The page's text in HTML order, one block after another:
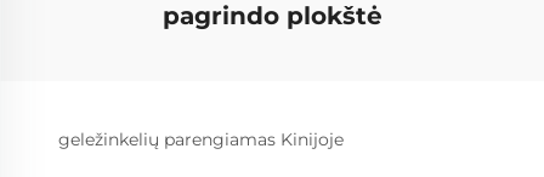
pagrindo plokštė
geležinkelių parengiamas Kinijoje